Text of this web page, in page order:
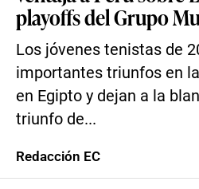
playoffs del Grupo
Los jóvenes tenistas de
importantes triunfos en
en Egipto y dejan a la
triunfo de...
Redacción EC